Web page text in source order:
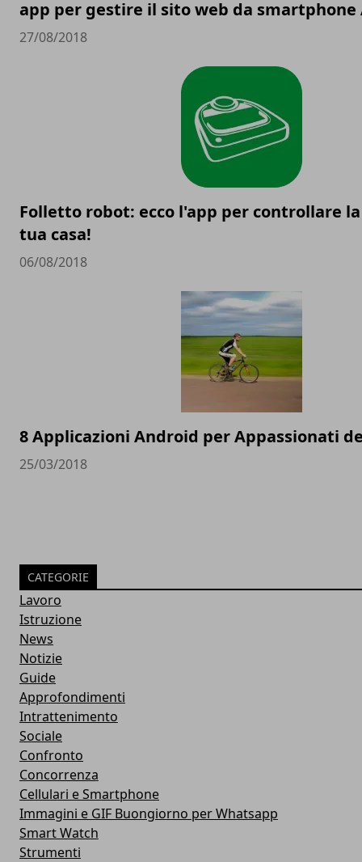
app per gestire il sito web da smartphone
27/08/2018
Folletto robot: ecco l'app per controllare
tua casa!
06/08/2018
8 Applicazioni Android per Appassionati
25/03/2018
CATEGORIE
Lavoro
Istruzione
News
Notizie
Guide
Approfondimenti
Intrattenimento
Sociale
Confronto
Concorrenza
Cellulari e Smartphone
Immagini e GIF Buongiorno per Whatsapp
Smart Watch
Strumenti